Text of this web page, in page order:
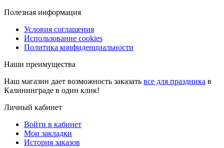
Полезная информация
Условия соглашения
Использование cookies
Политика конфиденциальности
Наши преимущества
Наш магазин дает возможность заказать все для праздника в
Калининграде в один клик!
Личный кабинет
Войти в кабинет
Мои закладки
История заказов